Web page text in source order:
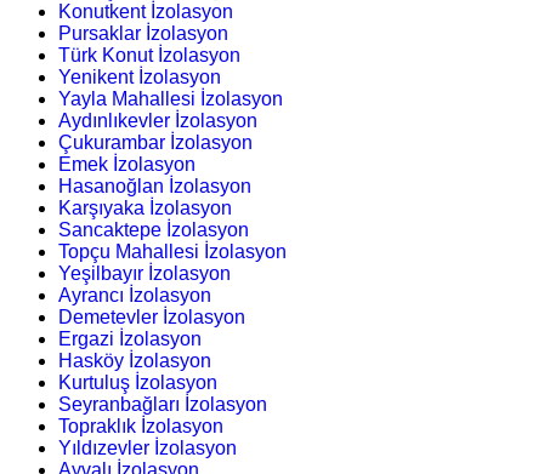
Konutkent İzolasyon
Pursaklar İzolasyon
Türk Konut İzolasyon
Yenikent İzolasyon
Yayla Mahallesi İzolasyon
Aydınlıkevler İzolasyon
Çukurambar İzolasyon
Emek İzolasyon
Hasanoğlan İzolasyon
Karşıyaka İzolasyon
Sancaktepe İzolasyon
Topçu Mahallesi İzolasyon
Yeşilbayır İzolasyon
Ayrancı İzolasyon
Demetevler İzolasyon
Ergazi İzolasyon
Hasköy İzolasyon
Kurtuluş İzolasyon
Seyranbağları İzolasyon
Topraklık İzolasyon
Yıldızevler İzolasyon